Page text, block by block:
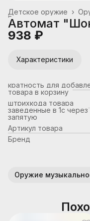
Детское оружие ›
Главная
Автомат
938 ₽
Характеристики
кратность для
товара в корзину
штрихкода товара
заведенные в 1с через
запятую
Артикул товара
Бренд
Оружие